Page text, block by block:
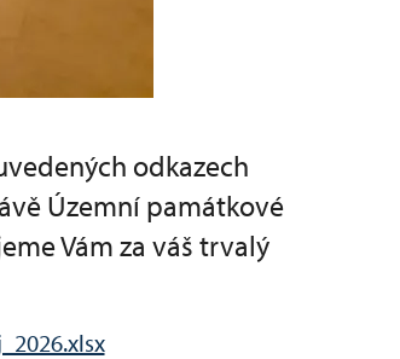
odkazech
Územní památkové
Vám za váš trvalý